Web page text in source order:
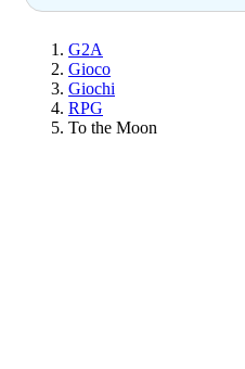
G2A
Gioco
Giochi
RPG
To the Moon